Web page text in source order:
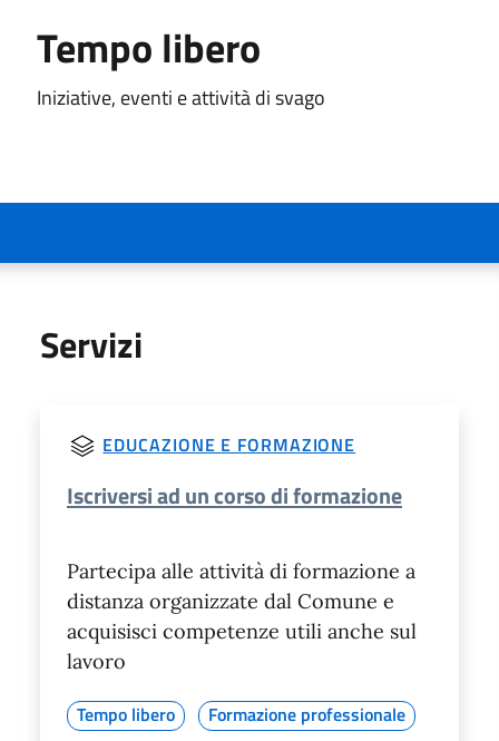
Tempo libero
Iniziative, eventi e attività di svago
Servizi
EDUCAZIONE E FORMAZIONE
Iscriversi ad un corso di formazione
Partecipa alle attività di formazione a
distanza organizzate dal Comune e
acquisisci competenze utili anche sul
lavoro
Tempo libero
Formazione professionale